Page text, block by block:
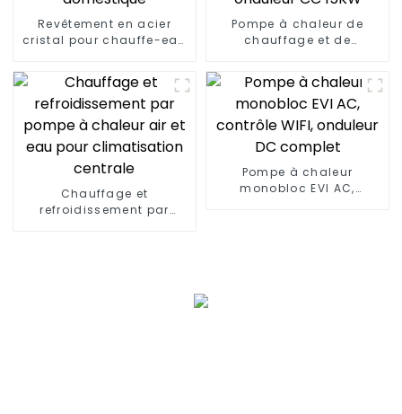
Revêtement en acier
cristal pour chauffe-eau
Pompe à chaleur de
chauffage et de
onduleur CC 15KW
Chauffage et
refroidissement par
Pompe à chaleur
monobloc EVI AC,